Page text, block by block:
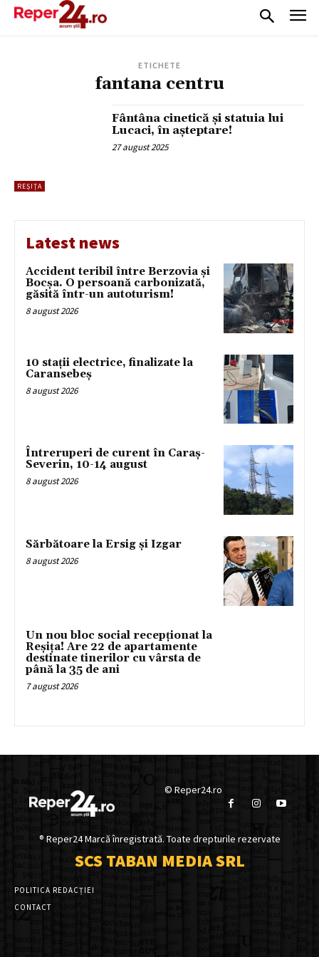
ETICHETE
fantana centru
REȘIȚA
Fântâna cinetică și statuia lui
Lucaci, în așteptare!
27 august 2025
Latest news
Accident teribil între Berzovia și
Bocșa. O persoană carbonizată,
găsită într-un autoturism!
8 august 2026
10 stații electrice, finalizate la
Caransebeș
8 august 2026
Întreruperi de curent în Caraș-
Severin, 10-14 august
8 august 2026
Sărbătoare la Ersig și Izgar
8 august 2026
Un nou bloc social recepționat la
Reșița! Are 22 de apartamente
destinate tinerilor cu vârsta de
până la 35 de ani
7 august 2026
© Reper24.ro
® Reper24 Marcă înregistrată. Toate drepturile rezervate
SCS TABAN MEDIA SRL
POLITICA REDACȚIEI
CONTACT